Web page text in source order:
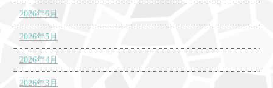
2026年6月
2026年5月
2026年4月
2026年3月